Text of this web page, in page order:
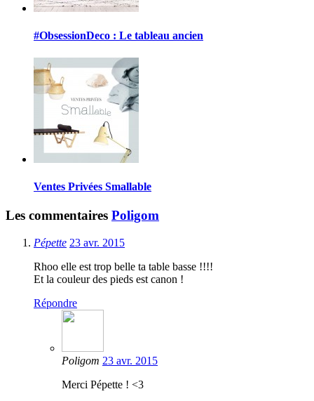
#ObsessionDeco : Le tableau ancien
Ventes Privées Smallable
Les commentaires Poligom
Pépette 23 avr. 2015
Rhoo elle est trop belle ta table basse !!!!
Et la couleur des pieds est canon !
Répondre
Poligom 23 avr. 2015
Merci Pépette ! <3